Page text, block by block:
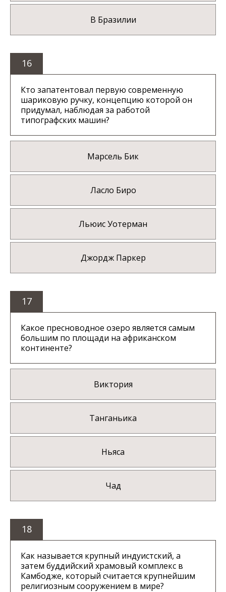
В Бразилии
16
Кто запатентовал первую современную
шариковую ручку, концепцию которой он
придумал, наблюдая за работой
типографских машин?
Марсель Бик
Ласло Биро
Льюис Уотерман
Джордж Паркер
17
Какое пресноводное озеро является самым
большим по площади на африканском
континенте?
Виктория
Танганьика
Ньяса
Чад
18
Как называется крупный индуистский, а
затем буддийский храмовый комплекс в
Камбодже, который считается крупнейшим
религиозным сооружением в мире?